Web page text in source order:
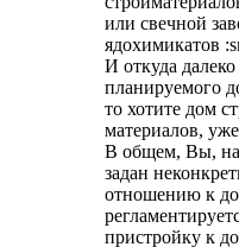
или свечной
ядохимикатов
И откуда
планируемого
то хотите дом
материалов,
В общем, Вы,
задан
отношению к
пристройку к